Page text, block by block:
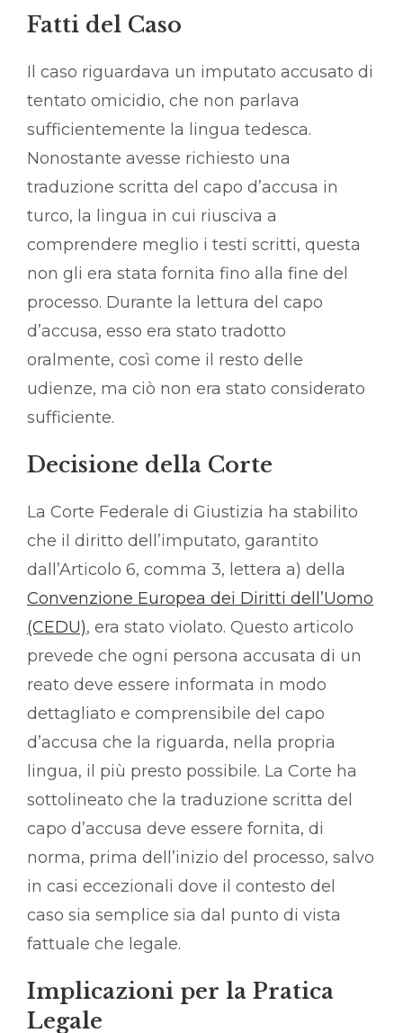
Fatti del Caso
Il caso riguardava un imputato accusato di
tentato omicidio, che non parlava
sufficientemente la lingua tedesca.
Nonostante avesse richiesto una
traduzione scritta del capo d’accusa in
turco, la lingua in cui riusciva a
comprendere meglio i testi scritti, questa
non gli era stata fornita fino alla fine del
processo. Durante la lettura del capo
d’accusa, esso era stato tradotto
oralmente, così come il resto delle
udienze, ma ciò non era stato considerato
sufficiente.
Decisione della Corte
La Corte Federale di Giustizia ha stabilito
che il diritto dell’imputato, garantito
dall’Articolo 6, comma 3, lettera a) della
Convenzione Europea dei Diritti dell’Uomo
(CEDU), era stato violato. Questo articolo
prevede che ogni persona accusata di un
reato deve essere informata in modo
dettagliato e comprensibile del capo
d’accusa che la riguarda, nella propria
lingua, il più presto possibile. La Corte ha
sottolineato che la traduzione scritta del
capo d’accusa deve essere fornita, di
norma, prima dell’inizio del processo, salvo
in casi eccezionali dove il contesto del
caso sia semplice sia dal punto di vista
fattuale che legale.
Implicazioni per la Pratica
Legale